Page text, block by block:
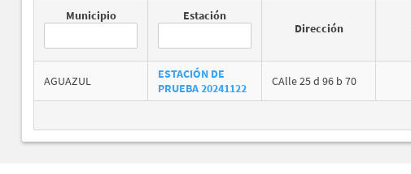
Municipio
Estación
Dirección
AGUAZUL
ESTACIÓN DE
PRUEBA 20241122
CAlle 25 d 96 b 70